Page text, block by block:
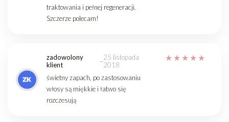
traktowania i pełnej regeneracji.
Szczerze polecam!
zadowolony
klient
–25 listopada
2018
świetny zapach, po zastosowaniu
włosy są miękkie i łatwo się
rozczesują